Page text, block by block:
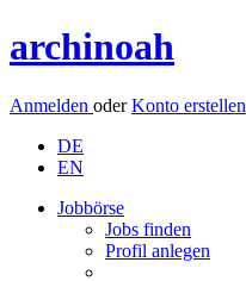
archinoah
Anmelden oderKonto erstellen
DE
EN
Jobbörse
Jobs finden
Profil anlegen